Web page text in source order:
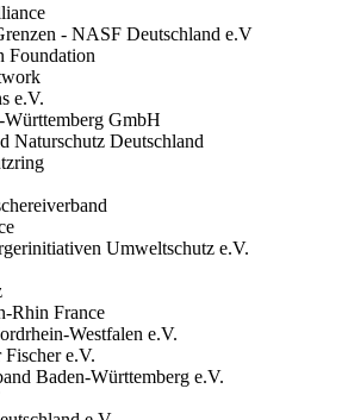
- NASF Deutschland e.V
Foundation
e.V.
Württemberg GmbH
Naturschutz Deutschland
Umweltschutz e.V.
Rhin France
Westfalen e.V.
Fischer e.V.
Baden-Württemberg e.V.